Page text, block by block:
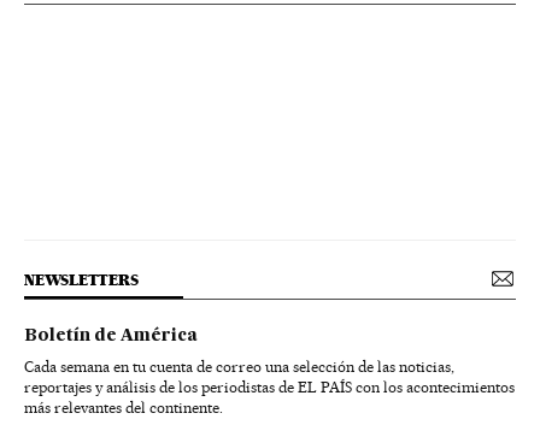
NEWSLETTERS
Boletín de América
Cada semana en tu cuenta de correo una selección de las noticias,
reportajes y análisis de los periodistas de EL PAÍS con los acontecimientos
más relevantes del continente.